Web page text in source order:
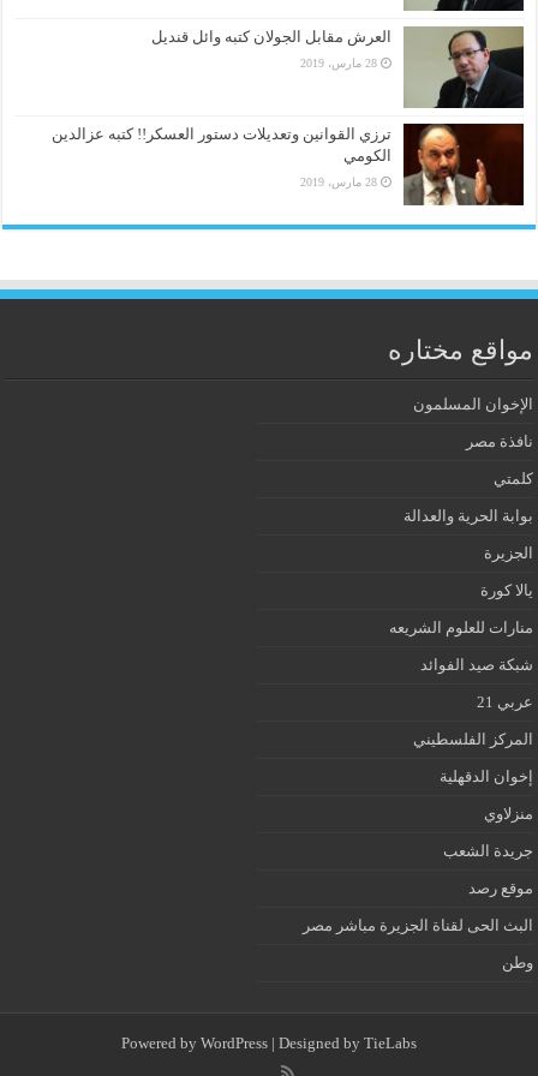
العرش مقابل الجولان كتبه وائل قنديل
28 مارس، 2019
ترزي القوانين وتعديلات دستور العسكر!! كتبه عزالدين
الكومي
28 مارس، 2019
مواقع مختاره
الإخوان المسلمون
نافذة مصر
كلمتي
بوابة الحرية والعدالة
الجزيرة
يالا كورة
منارات للعلوم الشريعه
شبكة صيد الفوائد
عربي 21
المركز الفلسطيني
إخوان الدقهلية
منزلاوي
جريدة الشعب
موقع رصد
البث الحى لقناة الجزيرة مباشر مصر
وطن
Powered by WordPress | Designed by TieLabs